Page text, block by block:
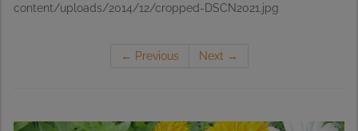
content/uploads/2014/12/cropped-DSCN2021.jpg
← Previous Next →